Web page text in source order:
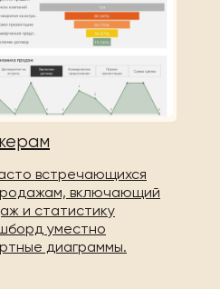
встречающихся
включающий
и статистику
уместно
диаграммы.